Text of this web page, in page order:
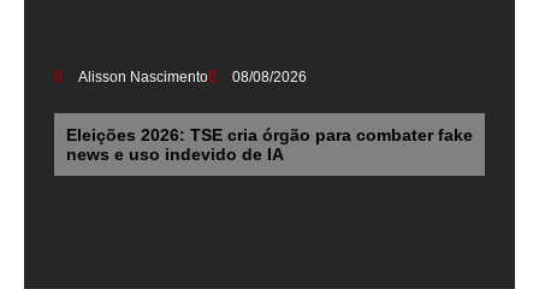
Alisson Nascimento 08/08/2026
Eleições 2026: TSE cria órgão para combater fake
news e uso indevido de IA